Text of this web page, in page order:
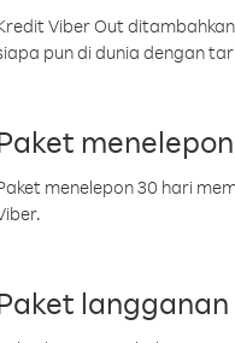
Viber Out
pun di dunia dengan
menelepon 30 hari